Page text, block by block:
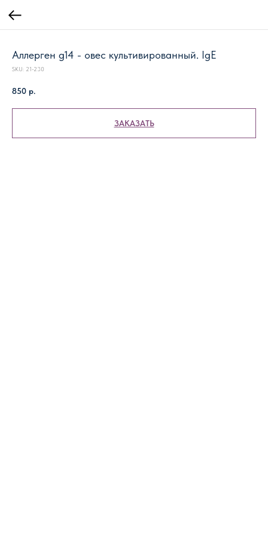
Аллерген g14 - овес культивированный. IgE
SKU: 21-230
850 р.
ЗАКАЗАТЬ